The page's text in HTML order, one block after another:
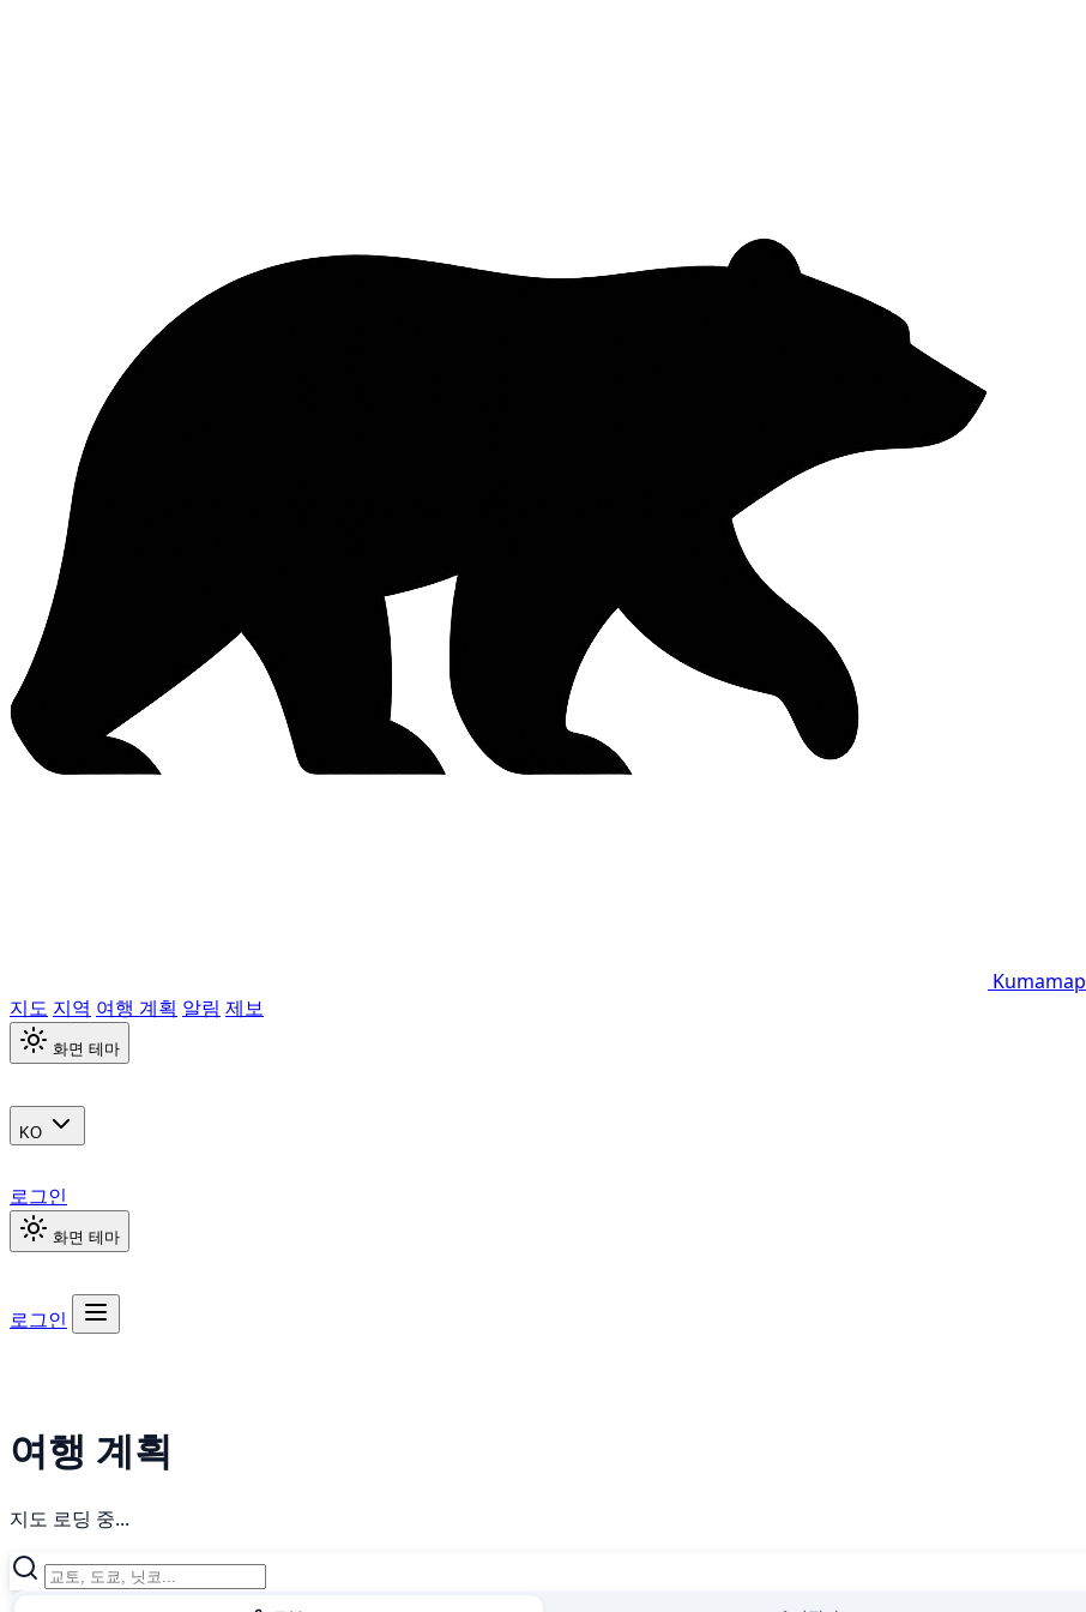
Kumamap
지도 지역 여행 계획 알림 제보
화면 테마
KO
로그인
화면 테마
로그인
여행 계획
지도 로딩 중...